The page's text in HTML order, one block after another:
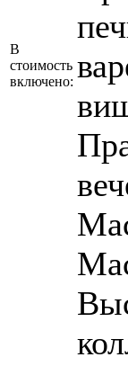
В
стоимость
включено: